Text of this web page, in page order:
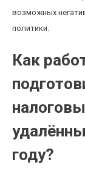
возможных
политики.
Как
году?